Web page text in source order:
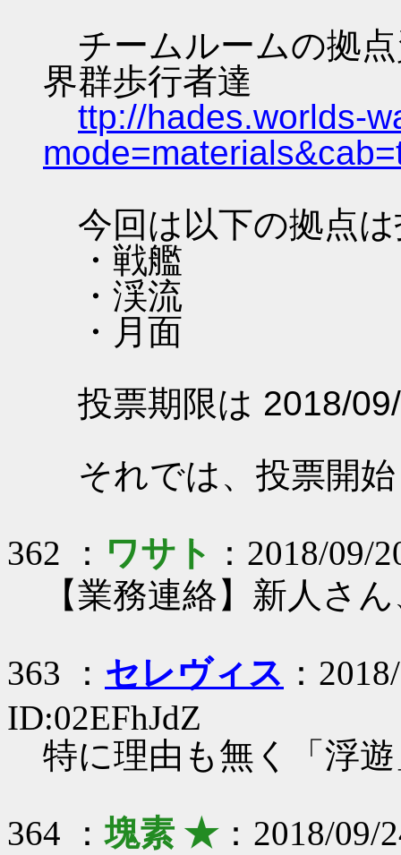
チームルームの拠
界群歩行者達
ttp://hades.worlds-
今回は以下の拠点
・戦艦
・渓流
・月面
投票期限は 2018/
それでは、投票開
362 ： ワサト ：2018/09/
【業務連絡】新人さ
363 ： セレヴィス ：
ID:02EFhJdZ
特に理由も無く「浮
364 ：塊素 ★：2018/09/